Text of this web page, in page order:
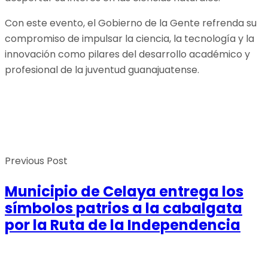
Con este evento, el Gobierno de la Gente refrenda su
compromiso de impulsar la ciencia, la tecnología y la
innovación como pilares del desarrollo académico y
profesional de la juventud guanajuatense.
Previous Post
Municipio de Celaya entrega los
símbolos patrios a la cabalgata
por la Ruta de la Independencia